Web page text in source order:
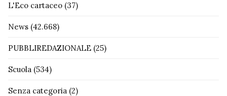
L'Eco cartaceo (37)
News (42.668)
PUBBLIREDAZIONALE (25)
Scuola (534)
Senza categoria (2)